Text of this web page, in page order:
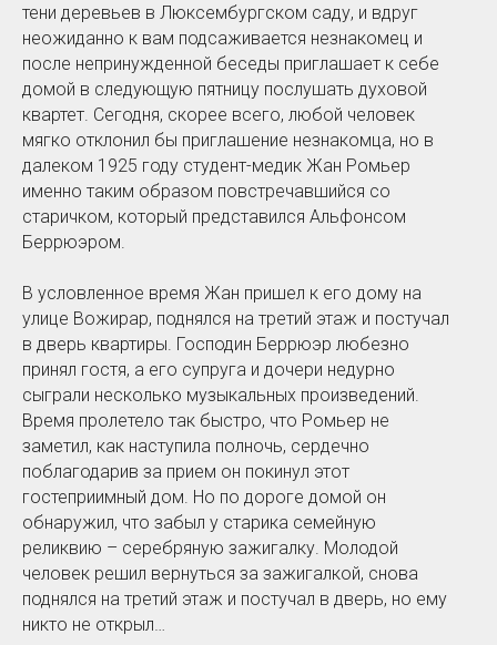
тени деревьев в Люксембургском саду, и вдруг
неожиданно к вам подсаживается незнакомец и
после непринужденной беседы приглашает к себе
домой в следующую пятницу послушать духовой
квартет. Сегодня, скорее всего, любой человек
мягко отклонил бы приглашение незнакомца, но в
далеком 1925 году студент-медик Жан Ромьер
именно таким образом повстречавшийся со
старичком, который представился Альфонсом
Беррюэром.
В условленное время Жан пришел к его дому на
улице Вожирар, поднялся на третий этаж и постучал
в дверь квартиры. Господин Беррюэр любезно
принял гостя, а его супруга и дочери недурно
сыграли несколько музыкальных произведений.
Время пролетело так быстро, что Ромьер не
заметил, как наступила полночь, сердечно
поблагодарив за прием он покинул этот
гостеприимный дом. Но по дороге домой он
обнаружил, что забыл у старика семейную
реликвию – серебряную зажигалку. Молодой
человек решил вернуться за зажигалкой, снова
поднялся на третий этаж и постучал в дверь, но ему
никто не открыл…